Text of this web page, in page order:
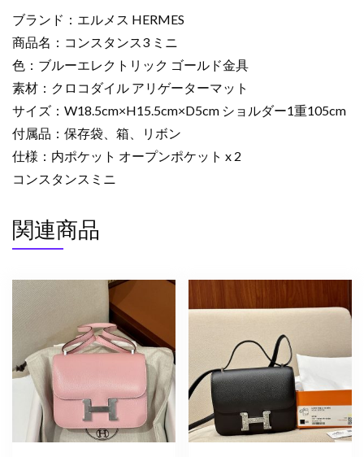
リ
ッ
ク
ク
ロ
コ
ダ
イ
ル
ー
ル
金
具
2627752
メ
ブランド：エルメス HERMES
商品名：コンスタンス3 ミニ
色：ブルーエレクトリック ゴールド金具
素材：クロコダイル アリゲーターマット
サイズ：W18.5cm×H15.5cm×D5cm ショルダー1重105cm
付属品：保存袋、箱、リボン
仕様：内ポケット オープンポケット x 2
コンスタンスミニ
関連商品